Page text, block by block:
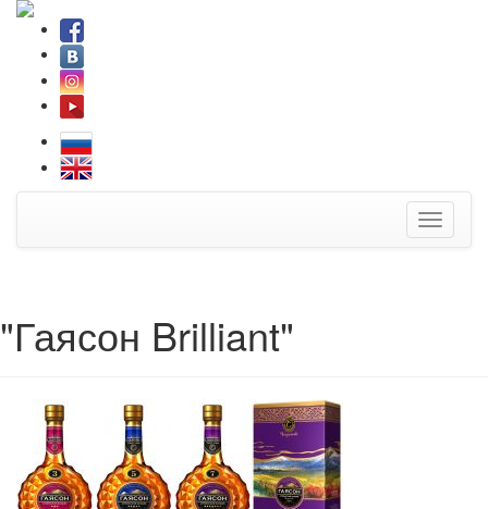
Toggle
"Гаясон Brilliant"